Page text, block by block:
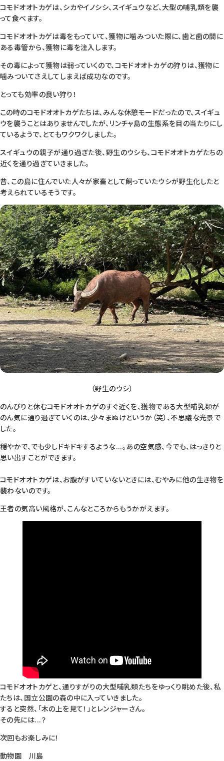
コモドオオトカゲは、シカやイノシシ、スイギュウなど、大型の哺乳類を襲
って食べます。
コモドオオトカゲは毒をもっていて、獲物に噛みついた際に、歯と歯の間に
ある毒管から、獲物に毒を注入します。
その毒によって獲物は弱っていくので、コモドオオトカゲの狩りは、獲物に
噛みついてさえしてしまえば成功なのです。
とっても効率の良い狩り！
この時のコモドオオトカゲたちは、みんな休憩モードだったので、スイギュ
ウを襲うことはありませんでしたが、リンチャ島の生態系を目の当たりにし
ているようで、とてもワクワクしました。
スイギュウの親子が通り過ぎた後、野生のウシも、コモドオオトカゲたちの
近くを通り過ぎていきました。
昔、この島に住んでいた人々が家畜として飼っていたウシが野生化したと
考えられているそうです。
（野生のウシ）
のんびりと休むコモドオオトカゲのすぐ近くを、獲物である大型哺乳類が
のん気に通り過ぎていくのは、少々まぬけというか（笑）、不思議な光景で
した。
穏やかで、でも少しドキドキするような...。あの空気感、今でも、はっきりと
思い出すことができます。
コモドオオトカゲは、お腹がすいていないときには、むやみに他の生き物を
襲わないのです。
王者の気高い風格が、こんなところからもうかがえます。
コモドオオトカゲと、通りすがりの大型哺乳類たちをゆっくり眺めた後、私
たちは、国立公園の森の中に入っていきました。
すると突然、「木の上を見て！」とレンジャーさん。
その先には...？
次回もお楽しみに！
動物園 川島